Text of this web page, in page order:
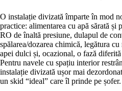
O instalație divizată împarte în mod
practice: alimentarea cu apă sărată și
RO de înaltă presiune, dulapul de
spălarea/dozarea chimică, legătura
apei dulci și, ocazional, o fază
Pentru navele cu spațiu interior
instalație divizată ușor mai
un skid “ideal” care îl prinde pe șofer.